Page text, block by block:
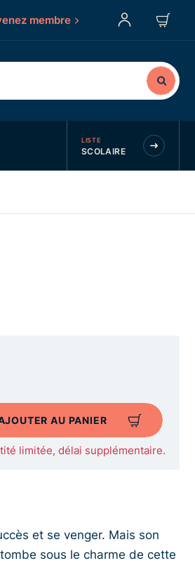
membre
LISTE
SCOLAIRE
AU PANIER
limitée, délai supplémentaire.
et se venger. Mais son
sous le charme de cette